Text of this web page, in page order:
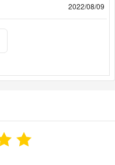
2022/08/09